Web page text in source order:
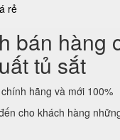
rẻ
bán hàng
tủ sắt
hãng và mới 100%
cho khách hàng